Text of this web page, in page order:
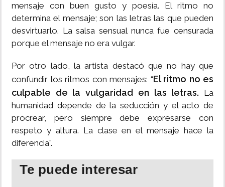
mensaje con buen gusto y poesía. El ritmo no
determina el mensaje; son las letras las que pueden
desvirtuarlo. La salsa sensual nunca fue censurada
porque el mensaje no era vulgar.
Por otro lado, la artista destacó que no hay que
confundir los ritmos con mensajes: “El ritmo no es
culpable de la vulgaridad en las letras. La
humanidad depende de la seducción y el acto de
procrear, pero siempre debe expresarse con
respeto y altura. La clase en el mensaje hace la
diferencia”.
Te puede interesar